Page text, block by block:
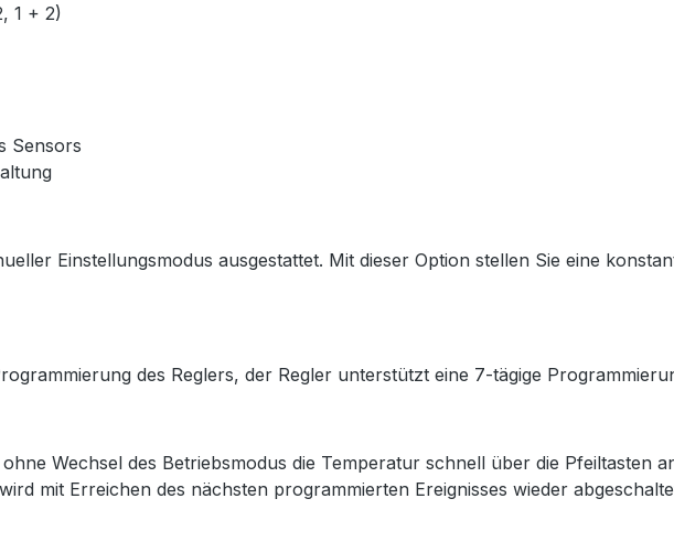
1 + 2)
Sensors
Einstellungsmodus ausgestattet. Mit dieser Option stellen Sie eine
des Reglers, der Regler unterstützt eine 7-tägige
Wechsel des Betriebsmodus die Temperatur schnell über die Pfeiltasten
mit Erreichen des nächsten programmierten Ereignisses wieder